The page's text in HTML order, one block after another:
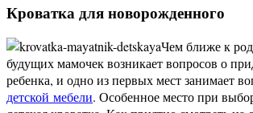
Кроватка для новорожденного
Чем ближе к
будущих мамочек возникает вопросов о
ребенка, и одно из первых мест занимает
детской мебели. Особенное место при